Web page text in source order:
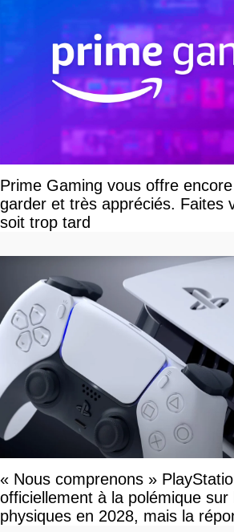
Prime Gaming vous offre
garder et très appréciés. Faites
soit trop tard
« Nous comprenons »
officiellement à la polémique
physiques en 2028, mais la